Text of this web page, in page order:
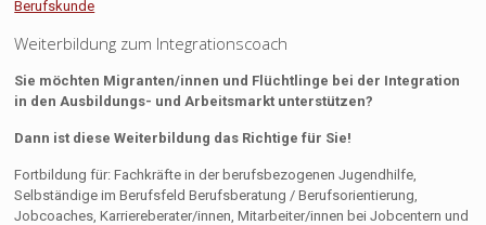
Berufskunde
Weiterbildung zum Integrationscoach
Sie möchten Migranten/innen und Flüchtlinge bei der Integration
in den Ausbildungs- und Arbeitsmarkt unterstützen?
Dann ist diese Weiterbildung das Richtige für Sie!
Fortbildung für: Fachkräfte in der berufsbezogenen Jugendhilfe,
Selbständige im Berufsfeld Berufsberatung / Berufsorientierung,
Jobcoaches, Karriereberater/innen, Mitarbeiter/innen bei Jobcentern und